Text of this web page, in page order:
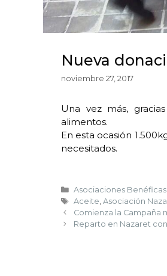
Nueva
noviembre 27, 2017
Una vez más,
alimentos.
En esta ocasión
necesitados.
Asociaciones Benéficas
Aceite, Asociación
Comienza la Campaña
Reparto en Nazaret